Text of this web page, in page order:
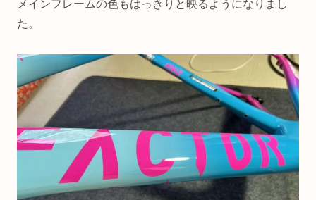
メインフレームの色もはっきりと映るようになりまし
た。